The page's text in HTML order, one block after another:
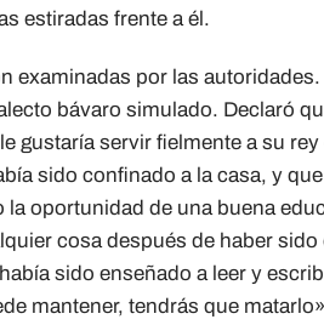
estiradas frente a él.
examinadas por las autoridades.
bávaro simulado. Declaró
gustaría servir fielmente a su
sido confinado a la casa, y
oportunidad de una buena
cosa después de haber
sido enseñado a leer y
mantener, tendrás que